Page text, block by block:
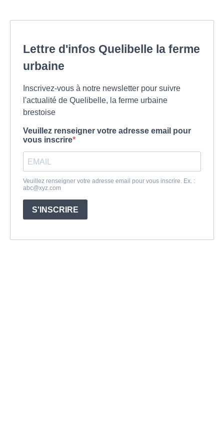
Lettre d'infos Quelibelle la ferme
urbaine
Inscrivez-vous à notre newsletter pour suivre
l'actualité de Quelibelle, la ferme urbaine
brestoise
Veuillez renseigner votre adresse email pour
vous inscrire
Veuillez renseigner votre adresse email pour vous inscrire. Ex. :
abc@xyz.com
S'INSCRIRE